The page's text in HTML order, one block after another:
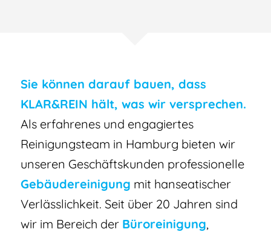
Sie können darauf bauen, dass
KLAR&REIN hält, was wir versprechen.
Als erfahrenes und engagiertes
Reinigungsteam in Hamburg bieten wir
unseren Geschäftskunden professionelle
Gebäudereinigung mit hanseatischer
Verlässlichkeit. Seit über 20 Jahren sind
wir im Bereich der Büroreinigung,